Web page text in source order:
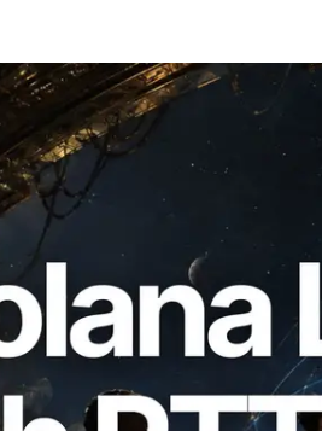
Leader Slot API：新